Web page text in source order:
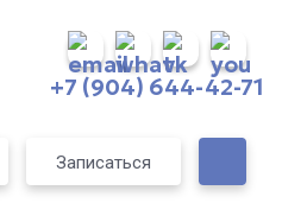
+7 (904) 644-42-71
Записаться